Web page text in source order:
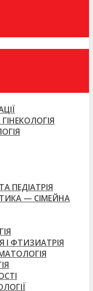
ПЕДІАТРІЯ
— СІМЕЙНА
І ФТИЗИАТРІЯ